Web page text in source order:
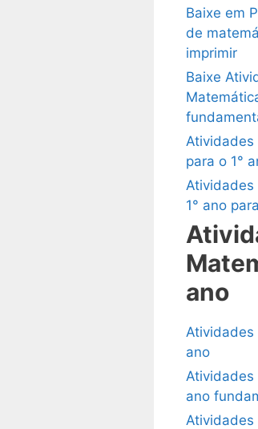
Baixe em
de
imprimir
Baixe
Atividades
para o 1°
1° ano
ano
Atividades
ano
Atividades
ano
Atividades